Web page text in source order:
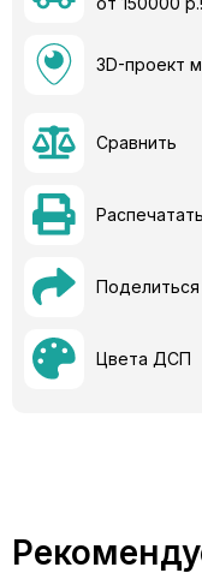
3D-проект
Сравнить
Распечатать
Поделиться
Цвета ДСП